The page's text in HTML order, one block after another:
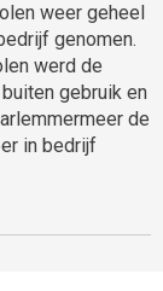
weer geheel
genomen.
werd de
gebruik en
de
in bedrijf